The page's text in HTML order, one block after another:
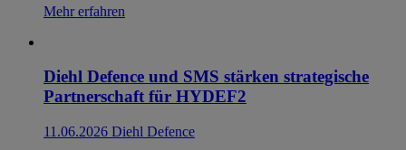
Mehr erfahren
Diehl Defence und SMS stärken strategische
Partnerschaft für HYDEF2
11.06.2026 Diehl Defence